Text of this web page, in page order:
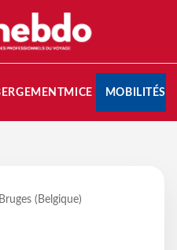
MICE MOBILITÉS
(Belgique)